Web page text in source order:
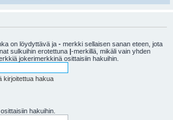
on löydyttävä ja - merkki sellaisen sanan eteen, jota
sulkuihin erotettuna |-merkillä, mikäli vain yhden
jokerimerkkinä osittaisiin hakuihin.
kirjoitettua hakua
hakuihin.